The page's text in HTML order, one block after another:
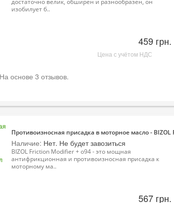
изобилует б..
459 грн.
Цена с учётом НДС
Противоизносная присадка в моторное масло -
Наличие: Нет. Не будет завозиться
BIZOL Friction Modifier + o94 - это мощная
антифрикционная и противоизносная присадка к
моторному ма..
567 грн.